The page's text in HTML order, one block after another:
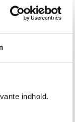
indhold.